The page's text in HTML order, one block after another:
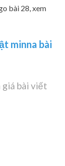
bài 28, xem
minna bài
giá bài viết